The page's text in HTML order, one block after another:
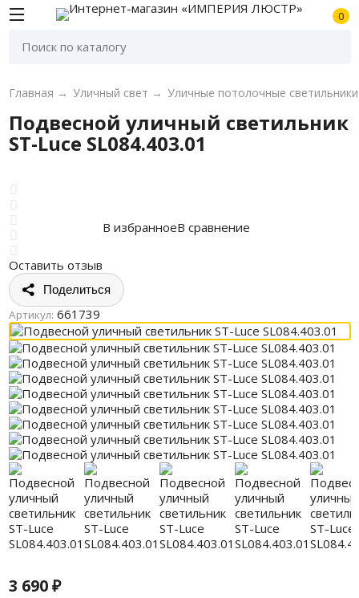
0
Главная → Уличный свет → Уличные потолочные светильники
Подвесной уличный светильник
ST-Luce SL084.403.01
Оставить отзыв
В избранноеВ сравнение
Поделиться
Артикул: 661739
3 690₽